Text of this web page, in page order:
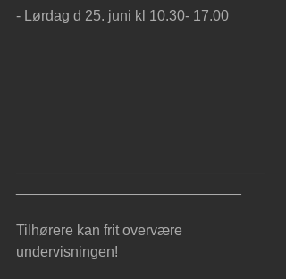
- Lørdag d 25. juni kl 10.30- 17.00
Tilhørere kan frit overvære
undervisningen!